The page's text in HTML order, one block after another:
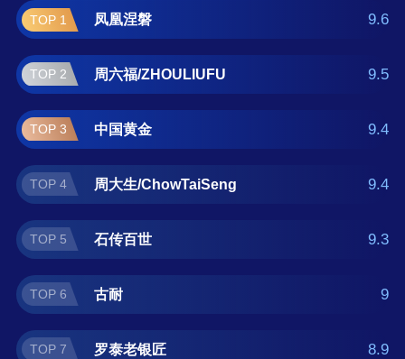
大生/ChowTaiSeng、石传百世、古耐、罗泰老
银匠、石玥珠宝/shiyuezhubao、赛菲尔、泰光
银楼 。如果您正在查找六字真言手链什么牌子
好？那么本六字真言手链十大品牌榜单可供您
作为选购参考，我们致力于用最真实的数据提
供六字真言手链品牌推荐，让您选得放心。(榜
单每月更新一次)
TOP 1 凤凰涅磐 9.6
TOP 2 周六福/ZHOULIUFU 9.5
TOP 3 中国黄金 9.4
TOP 4 周大生/ChowTaiSeng 9.4
TOP 5 石传百世 9.3
TOP 6 古耐 9
TOP 7 罗泰老银匠 8.9